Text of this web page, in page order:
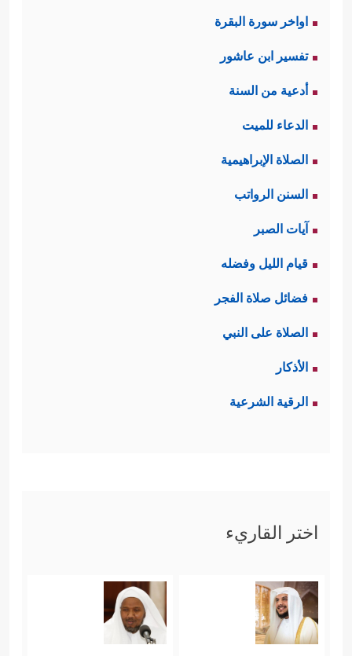
اواخر سورة البقرة
تفسير ابن عاشور
أدعية من السنة
الدعاء للميت
الصلاة الإبراهيمية
السنن الرواتب
آيات الصبر
قيام الليل وفضله
فضائل صلاة الفجر
الصلاة على النبي
الأذكار
الرقية الشرعية
اختر القاريء